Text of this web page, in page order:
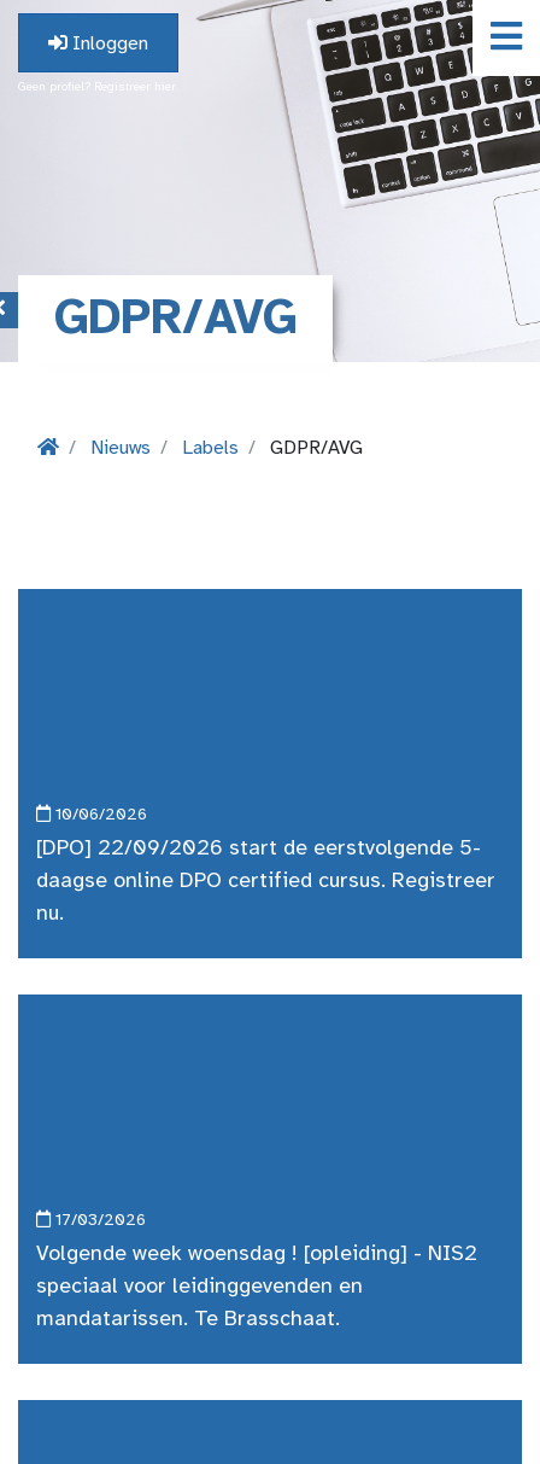
Inloggen
Geen profiel? Registreer hier.
GDPR/AVG
Nieuws Labels GDPR/AVG
10/06/2026
[DPO] 22/09/2026 start de eerstvolgende 5-
daagse online DPO certified cursus. Registreer
nu.
17/03/2026
Volgende week woensdag ! [opleiding] - NIS2
speciaal voor leidinggevenden en
mandatarissen. Te Brasschaat.